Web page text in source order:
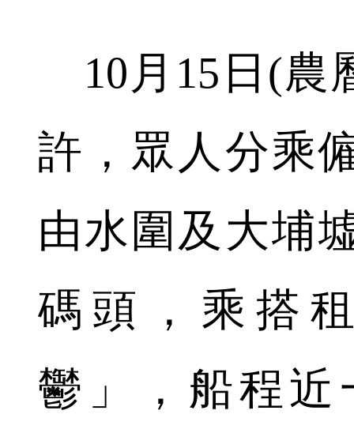
10月15日(農
許，眾人分乘
由水圍及大埔
碼頭，乘搭
鬱」，船程